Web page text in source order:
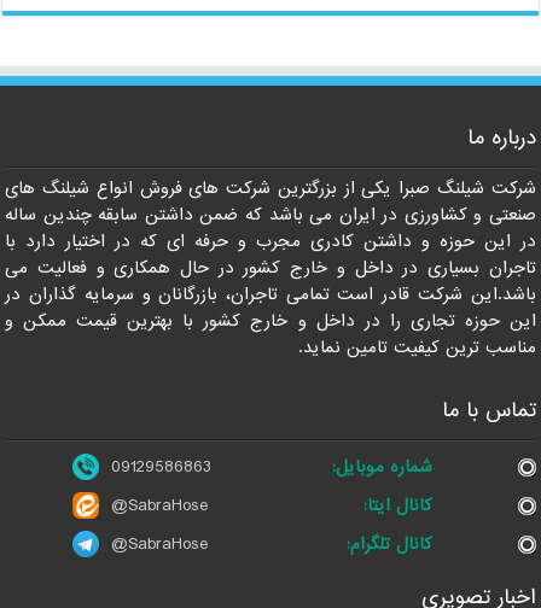
درباره ما
شرکت شیلنگ صبرا یکی از بزرگترین شرکت های فروش انواع شیلنگ های
صنعتی و کشاورزی در ایران می باشد که ضمن داشتن سابقه چندین ساله
در این حوزه و داشتن کادری مجرب و حرفه ای که در اختیار دارد با
تاجران بسیاری در داخل و خارج کشور در حال همکاری و فعالیت می
باشد.این شرکت قادر است تمامی تاجران، بازرگانان و سرمایه گذاران در
این حوزه تجاری را در داخل و خارج کشور با بهترین قیمت ممکن و
مناسب ترین کیفیت تامین نماید.
تماس با ما
شماره موبایل:
09129586863
کانال ایتا:
@SabraHose
کانال تلگرام:
@SabraHose
اخبار تصویری
09129586863